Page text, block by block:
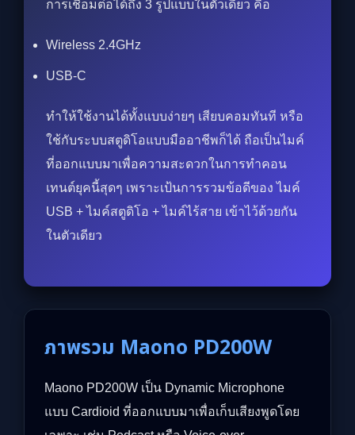
การเชื่อมต่อได้ถึง 3 รูปแบบในตัวเดียว คือ
Wireless 2.4GHz
USB-C
ทำให้ใช้งานได้ทั้งแบบง่ายๆ เสียบคอมทันที หรือ
ใช้กับระบบสตูดิโอแบบมืออาชีพก็ได้ ถือเป็นไมค์
ที่ออกแบบมาเพื่อความสะดวกในการทำคอน
เทนต์ยุคนี้สุดๆ เพราะเป้นการรวมข้อดีของ ไมค์
USB + ไมค์สตูดิโอ + ไมค์ไร้สาย เข้าไว้ด้วยกัน
ในตัวเดียว
ภาพรวม Maono PD200W
Maono PD200W เป็น Dynamic Microphone
แบบ Cardioid ที่ออกแบบมาเพื่อเก็บเสียงพูดโดย